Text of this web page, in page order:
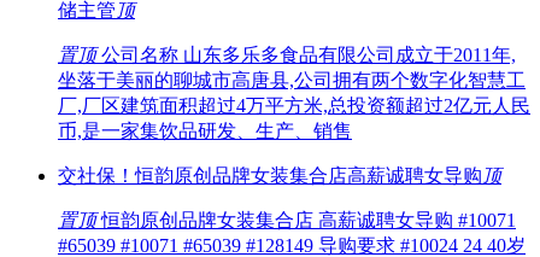
储主管 顶
置顶公司名称 山东多乐多食品有限公司成立于2011年,
坐落于美丽的聊城市高唐县,公司拥有两个数字化智慧工
厂,厂区建筑面积超过4万平方米,总投资额超过2亿元人民
币,是一家集饮品研发、生产、销售
交社保！恒韵原创品牌女装集合店高薪诚聘女导购 顶
置顶恒韵原创品牌女装集合店 高薪诚聘女导购 #10071
#65039 #10071 #65039 #128149 导购要求 #10024 24 40岁